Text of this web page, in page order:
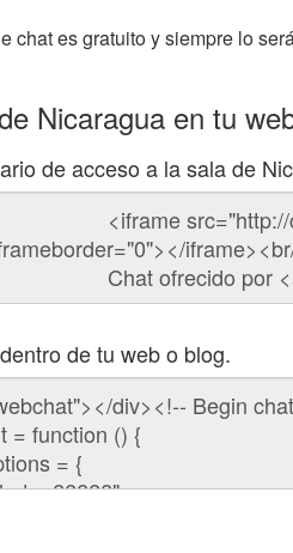
chat es gratuito y siempre lo
Nicaragua en tu
de acceso a la sala de
de tu web o blog.